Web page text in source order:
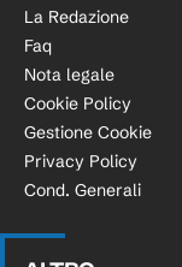
La Redazione
Faq
Nota legale
Cookie Policy
Gestione Cookie
Privacy Policy
Cond. Generali